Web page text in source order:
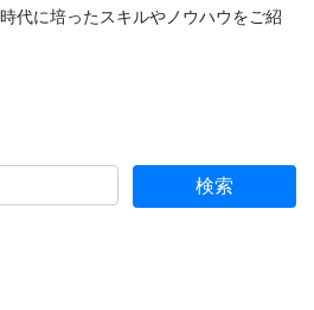
代に培ったスキルやノウハウをご紹